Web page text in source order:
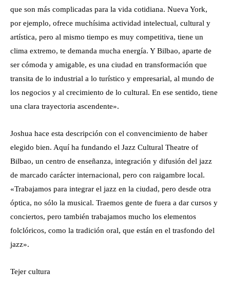
que son más complicadas para la vida cotidiana. Nueva York,
por ejemplo, ofrece muchísima actividad intelectual, cultural y
artística, pero al mismo tiempo es muy competitiva, tiene un
clima extremo, te demanda mucha energía. Y Bilbao, aparte de
ser cómoda y amigable, es una ciudad en transformación que
transita de lo industrial a lo turístico y empresarial, al mundo de
los negocios y al crecimiento de lo cultural. En ese sentido, tiene
una clara trayectoria ascendente».
Joshua hace esta descripción con el convencimiento de haber
elegido bien. Aquí ha fundando el Jazz Cultural Theatre of
Bilbao, un centro de enseñanza, integración y difusión del jazz
de marcado carácter internacional, pero con raigambre local.
«Trabajamos para integrar el jazz en la ciudad, pero desde otra
óptica, no sólo la musical. Traemos gente de fuera a dar cursos y
conciertos, pero también trabajamos mucho los elementos
folclóricos, como la tradición oral, que están en el trasfondo del
jazz».
Tejer cultura